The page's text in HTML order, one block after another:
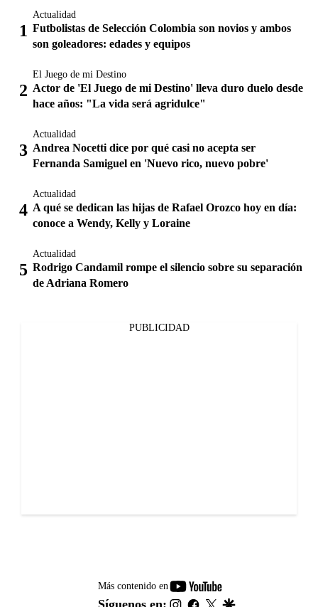
Actualidad
Futbolistas de Selección Colombia son novios y ambos
son goleadores: edades y equipos
El Juego de mi Destino
Actor de 'El Juego de mi Destino' lleva duro duelo desde
hace años: "La vida será agridulce"
Actualidad
Andrea Nocetti dice por qué casi no acepta ser
Fernanda Samiguel en 'Nuevo rico, nuevo pobre'
Actualidad
A qué se dedican las hijas de Rafael Orozco hoy en día:
conoce a Wendy, Kelly y Loraine
Actualidad
Rodrigo Candamil rompe el silencio sobre su separación
de Adriana Romero
PUBLICIDAD
Más contenido en
youtube-
footer
Síguenos en: instagram
facebook
twitter